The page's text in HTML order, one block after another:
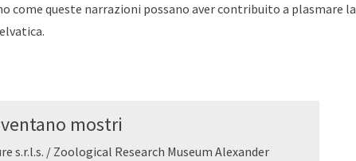
come queste narrazioni possano aver contribuito a plasmare la
mostri
s.r.l.s. / Zoological Research Museum Alexander